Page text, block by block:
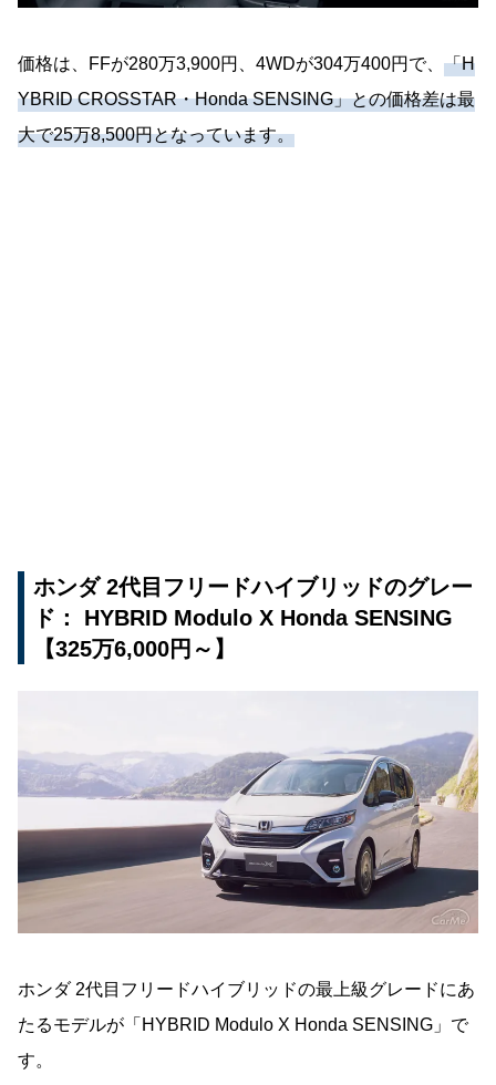
価格は、FFが280万3,900円、4WDが304万400円で、 「H
YBRID CROSSTAR・Honda SENSING」との価格差は最
大で25万8,500円となっています。
ホンダ 2代目フリードハイブリッドのグレー
ド： HYBRID Modulo X Honda SENSING
【325万6,000円～】
ホンダ 2代目フリードハイブリッドの最上級グレードにあ
たるモデルが「HYBRID Modulo X Honda SENSING」で
す。